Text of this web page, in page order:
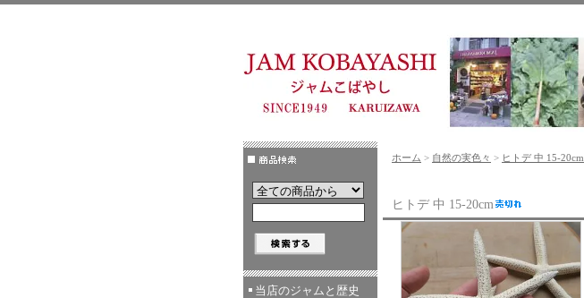
当店のジャムと歴史
ホーム > 自然の実色々 > ヒトデ 中 15-20cm
ヒトデ 中 15-20cm